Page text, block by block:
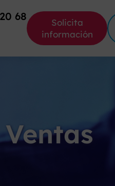
68
Solicita
información